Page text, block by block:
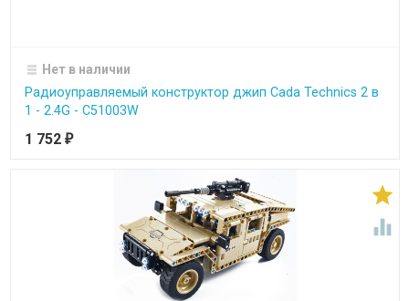
Нет в наличии
Радиоуправляемый конструктор джип Cada Technics 2 в
1 - 2.4G - C51003W
1 752 ₽

